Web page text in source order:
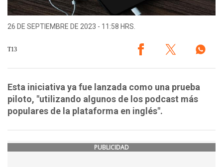
26 DE SEPTIEMBRE DE 2023 - 11:58 HRS.
T13
Esta iniciativa ya fue lanzada como una prueba
piloto, "utilizando algunos de los podcast más
populares de la plataforma en inglés".
PUBLICIDAD